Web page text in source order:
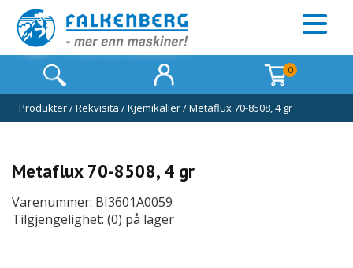
0
Produkter/Rekvisita /Kjemikalier/Metaflux 70-8508, 4 gr
Metaflux 70-8508, 4 gr
Varenummer: BI3601A0059
Tilgjengelighet: (0) på lager